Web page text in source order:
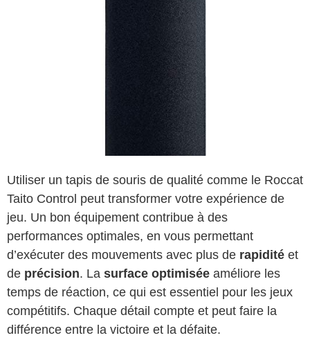
Utiliser un tapis de souris de qualité comme le Roccat
Taito Control peut transformer votre expérience de
jeu. Un bon équipement contribue à des
performances optimales, en vous permettant
d’exécuter des mouvements avec plus de rapidité et
de précision. La surface optimisée améliore les
temps de réaction, ce qui est essentiel pour les jeux
compétitifs. Chaque détail compte et peut faire la
différence entre la victoire et la défaite.